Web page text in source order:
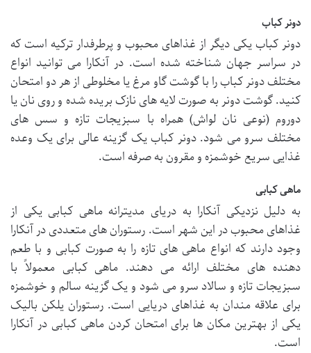
دونر کباب
دونر کباب یکی دیگر از غذاهای محبوب و پرطرفدار ترکیه است که
در سراسر جهان شناخته شده است. در آنکارا می توانید انواع
مختلف دونر کباب را با گوشت گاو مرغ یا مخلوطی از هر دو امتحان
کنید. گوشت دونر به صورت لایه های نازک بریده شده و روی نان یا
دوروم (نوعی نان لواش) همراه با سبزیجات تازه و سس های
مختلف سرو می شود. دونر کباب یک گزینه عالی برای یک وعده
غذایی سریع خوشمزه و مقرون به صرفه است.
ماهی کبابی
به دلیل نزدیکی آنکارا به دریای مدیترانه ماهی کبابی یکی از
غذاهای محبوب در این شهر است. رستوران های متعددی در آنکارا
وجود دارند که انواع ماهی های تازه را به صورت کبابی و با طعم
دهنده های مختلف ارائه می دهند. ماهی کبابی معمولاً با
سبزیجات تازه و سالاد سرو می شود و یک گزینه سالم و خوشمزه
برای علاقه مندان به غذاهای دریایی است. رستوران یلکن بالیک
یکی از بهترین مکان ها برای امتحان کردن ماهی کبابی در آنکارا
است.